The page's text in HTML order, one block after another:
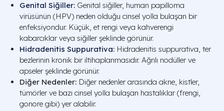
Genital Siğiller: Genital siğiller, human papilloma
virüsünün (HPV) neden olduğu cinsel yolla bulaşan bir
enfeksiyondur. Küçük, et rengi veya kahverengi
kabarcıklar veya siğiller şeklinde görünür.
Hidradenitis Suppurativa: Hidradenitis suppurativa, ter
bezlerinin kronik bir iltihaplanmasıdır. Ağrılı nodüller ve
apseler şeklinde görünür.
Diğer Nedenler: Diğer nedenler arasında akne, kistler,
tümörler ve bazı cinsel yolla bulaşan hastalıklar (frengi,
gonore gibi) yer alabilir.